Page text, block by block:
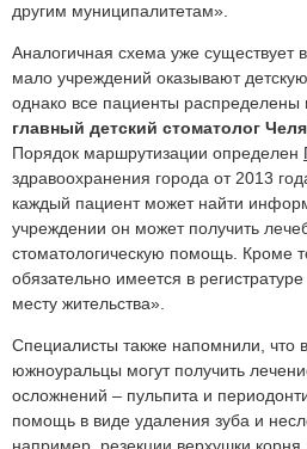
другим муниципалитетам».
Аналогичная схема уже существует
мало учреждений оказывают
однако все пациенты
главный детский стоматолог
Порядок маршрутизации определен
здравоохранения города от 2013
каждый пациент может найти
учреждении он может получить
стоматологическую помощь. Кроме
обязательно имеется в
месту жительства».
Специалисты также напомнили,
южноуральцы могут получить
осложнений – пульпита и
помощь в виде удаления зуба и